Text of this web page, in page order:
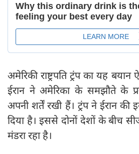
अमेरिकी राष्ट्रपति ट्रंप का यह
ईरान ने अमेरिका के समझौते के
अपनी शर्तें रखी हैं। ट्रंप ने ईरान की
दिया है। इससे दोनों देशों के बीच
मंडरा रहा है।